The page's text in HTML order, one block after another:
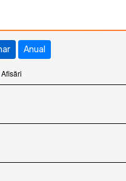
superioară a blogurilor
și
de top precum
mult mai rapid
o retenție a audienței
Anual